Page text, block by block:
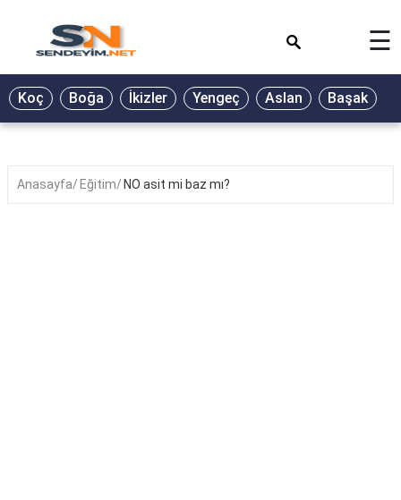
BİYOGRAFİ
GALERİ
☰
Koç Boğa İkizler Yengeç Aslan Başak
Anasayfa Eğitim NO asit mi baz mı?